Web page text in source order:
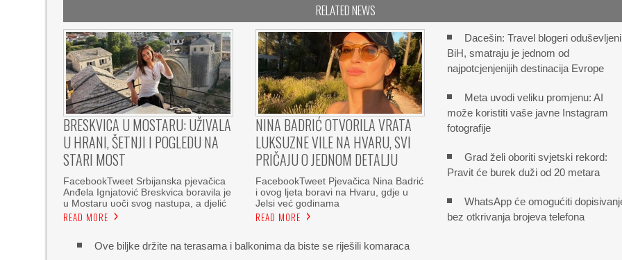
RELATED NEWS
BRESKVICA U MOSTARU: UŽIVALA
U HRANI, ŠETNJI I POGLEDU NA
STARI MOST
FacebookTweet Srbijanska pjevačica
Anđela Ignjatović Breskvica boravila je
u Mostaru uoči svog nastupa, a djelić
READ MORE
NINA BADRIĆ OTVORILA VRATA
LUKSUZNE VILE NA HVARU, SVI
PRIČAJU O JEDNOM DETALJU
FacebookTweet Pjevačica Nina Badrić
i ovog ljeta boravi na Hvaru, gdje u
Jelsi već godinama
READ MORE
Dacešin: Travel blogeri oduševljeni
BiH, smatraju je jednom od
najpotcjenjenijih destinacija Evrope
Meta uvodi veliku promjenu: AI
može koristiti vaše javne Instagram
fotografije
Grad želi oboriti svjetski rekord:
Pravit će burek duži od 20 metara
WhatsApp će omogućiti
bez otkrivanja brojeva telefona
Ove biljke držite na terasama i balkonima da biste se riješili komaraca